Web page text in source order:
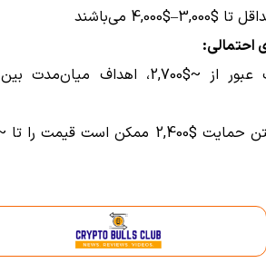
می‌باشند
احتمالی: